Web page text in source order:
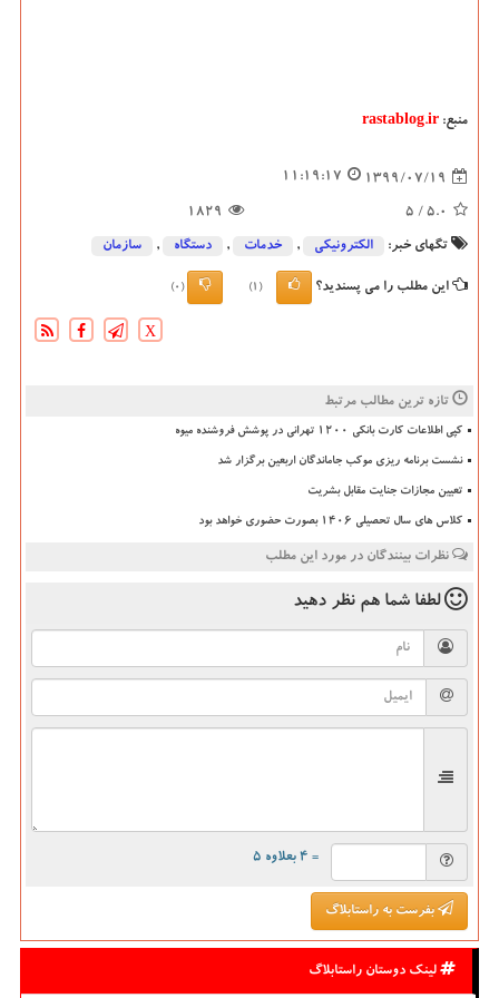
منبع: rastablog.ir
1399/07/19
11:19:17
5.0
/ 5
1829
تگهای خبر: الكترونیكی , خدمات , دستگاه , سازمان
این مطلب را می پسندید؟ (1)
(0)
X
تازه ترین مطالب مرتبط
کپی اطلاعات کارت بانکی ۱۲۰۰ تهرانی در پوشش فروشنده میوه
نشست برنامه ریزی موکب جاماندگان اربعین برگزار شد
تعیین مجازات جنایت مقابل بشریت
کلاس های سال تحصیلی ۱۴۰۶ بصورت حضوری خواهد بود
نظرات بینندگان در مورد این مطلب
لطفا شما هم نظر دهید
= ۴ بعلاوه ۵
بفرست به راستابلاگ
لینک دوستان راستابلاگ